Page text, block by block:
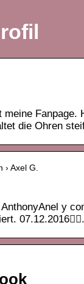
Fanpage.
die Ohren
Axel G.
y
07.12.2016󰞋󰟠.